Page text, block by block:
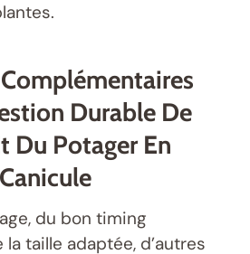
Durable De
Du Potager En
du bon timing
la taille adaptée, d’autres